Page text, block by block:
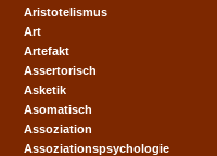
Aristotelismus
Art
Artefakt
Assertorisch
Asketik
Asomatisch
Assoziation
Assoziationspsychologie